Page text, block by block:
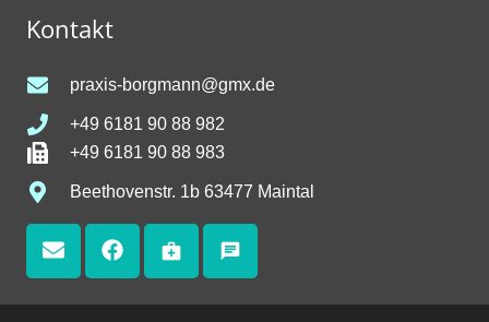
Kontakt
praxis-borgmann@gmx.de
+49 6181 90 88 982
+49 6181 90 88 983
Beethovenstr. 1b 63477 Maintal
medical_services chat